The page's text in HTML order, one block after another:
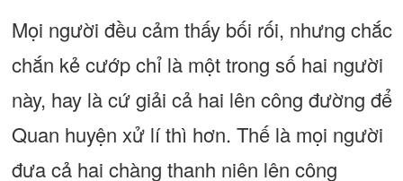
Mọi người đều cảm thấy bối rối, nhưng chắc
chắn kẻ cướp chỉ là một trong số hai người
này, hay là cứ giải cả hai lên công đường để
Quan huyện xử lí thì hơn. Thế là mọi người
đưa cả hai chàng thanh niên lên công